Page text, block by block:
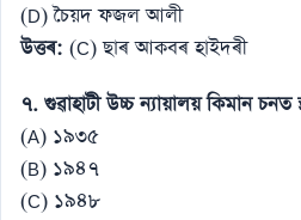
(D) চৈয়দ ফজল আলী
উত্তৰ: (C) ছাৰ আকবৰ হাইদৰী
৭. গুৱাহাটী উচ্চ ন্যায়ালয় কিমান চনত
(A) ১৯৩৫
(B) ১৯৪৭
(C) ১৯৪৮